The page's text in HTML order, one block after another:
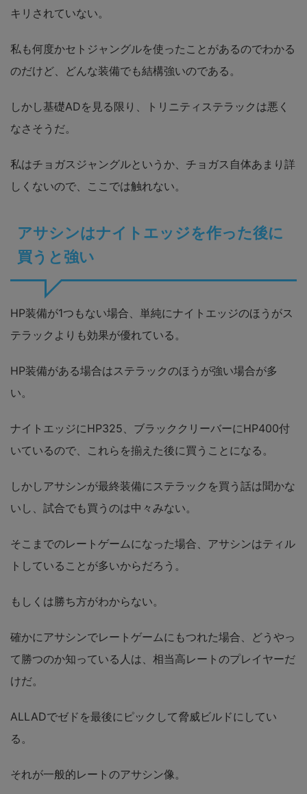
キリされていない。
私も何度かセトジャングルを使ったことがあるのでわかる
のだけど、どんな装備でも結構強いのである。
しかし基礎ADを見る限り、トリニティステラックは悪く
なさそうだ。
私はチョガスジャングルというか、チョガス自体あまり詳
しくないので、ここでは触れない。
アサシンはナイトエッジを作った後に
買うと強い
HP装備が1つもない場合、単純にナイトエッジのほうがス
テラックよりも効果が優れている。
HP装備がある場合はステラックのほうが強い場合が多
い。
ナイトエッジにHP325、ブラッククリーバーにHP400付
いているので、これらを揃えた後に買うことになる。
しかしアサシンが最終装備にステラックを買う話は聞かな
いし、試合でも買うのは中々みない。
そこまでのレートゲームになった場合、アサシンはティル
トしていることが多いからだろう。
もしくは勝ち方がわからない。
確かにアサシンでレートゲームにもつれた場合、どうやっ
て勝つのか知っている人は、相当高レートのプレイヤーだ
けだ。
ALLADでゼドを最後にピックして脅威ビルドにしてい
る。
それが一般的レートのアサシン像。